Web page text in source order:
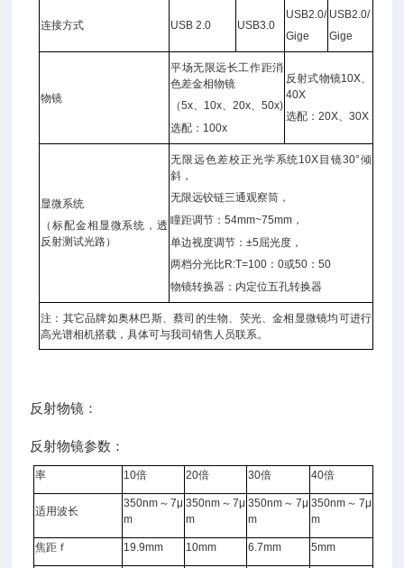
连接方式 USB 2.0 USB3.0
USB2.0/
Gige
USB2.0/
Gige
物镜
平场无限远长工作距消
色差金相物镜
（5x、 10x、20x、50x)
选配： 100x
反射式物镜10X
40X
选配：20X、30X
显微系统
（标配金相显微系统，透
反射测试光路）
无限远色差校正光学系统10X目镜30°倾
斜，
无限远铰链三通观察筒，
瞳距调节：54mm~75mm ，
单边视度调节：±5 屈光度，
两档分光比R:T=100 ：0或50 ：50
物镜转换器：内定位五孔转换器
注：其它品牌如奥林巴斯、蔡司的生物、荧光、金相显微镜均可进行
高光谱相机搭载，具体可与我司销售人员联系。
反射物镜：
反射物镜参数：
率 10倍 20倍 30倍 40倍
适用波长
350nm～ 7μ
m
350nm～ 7μ
m
350nm～ 7μ
m
350nm～ 7μ
m
焦距ｆ 19.9mm 10mm 6.7mm 5mm